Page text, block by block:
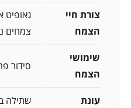
צורת חיי
הצמח
גאופיט
צמחים
שימושי
הצמח
סידור
עונת
שתילה